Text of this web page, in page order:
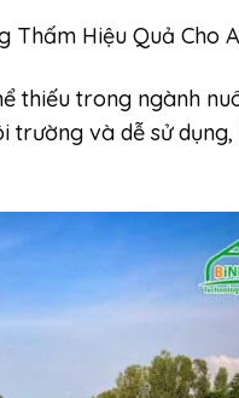
Thấm Hiệu Quả Cho
thiếu trong ngành
trường và dễ sử